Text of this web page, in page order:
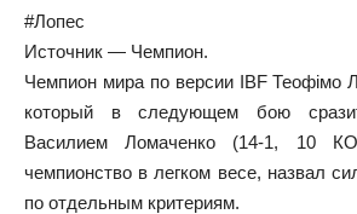
#Лопес
Источник — Чемпион.
Чемпион мира по версии IBF Теофімо
который в следующем бою
Василием Ломаченко (14-1, 10
чемпионство в легком весе, назвал
по отдельным критериям.